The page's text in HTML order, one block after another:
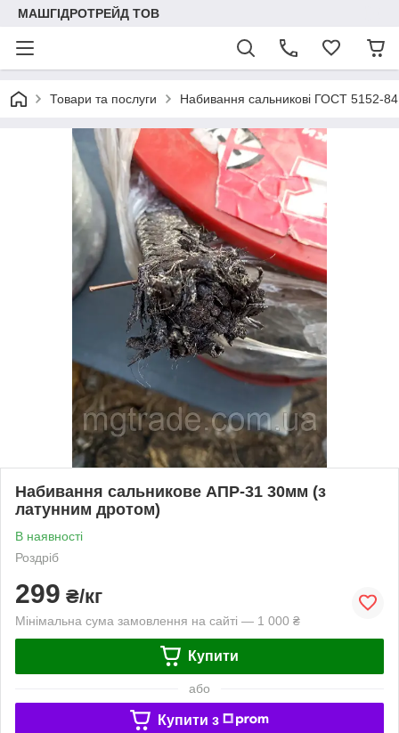
МАШГІДРОТРЕЙД ТОВ
Товари та послуги Набивання сальникові ГОСТ 5152-84
Набивання сальникове АПР-31 30мм (з
латунним дротом)
В наявності
Роздріб
299 ₴/кг
Мінімальна сума замовлення на сайті — 1 000 ₴
Купити
або
Купити з